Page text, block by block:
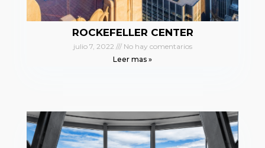
ROCKEFELLER CENTER
julio 7, 2022
No hay comentarios
Leer mas »